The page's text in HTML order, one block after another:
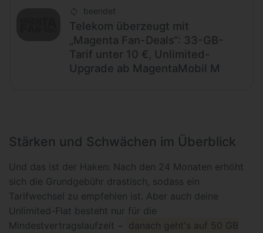
beendet
Telekom überzeugt mit
„Magenta Fan-Deals“: 33-GB-
Tarif unter 10 €, Unlimited-
Upgrade ab MagentaMobil M
Stärken und Schwächen im Überblick
Und das ist der Haken: Nach den 24 Monaten erhöht
sich die Grundgebühr drastisch, sodass ein
Tarifwechsel zu empfehlen ist. Aber auch deine
Unlimited-Flat besteht nur für die
Mindestvertragslaufzeit − danach geht's auf 50 GB